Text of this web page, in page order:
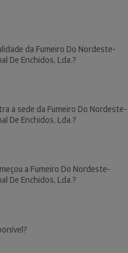
da Fumeiro Do Nordeste-
De Enchidos, Lda.?
a sede da Fumeiro Do Nordeste-
De Enchidos, Lda.?
a Fumeiro Do Nordeste-
De Enchidos, Lda.?